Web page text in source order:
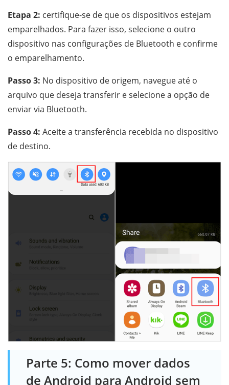
Etapa 2: certifique-se de que os dispositivos estejam
emparelhados. Para fazer isso, selecione o outro
dispositivo nas configurações de Bluetooth e confirme
o emparelhamento.
Passo 3: No dispositivo de origem, navegue até o
arquivo que deseja transferir e selecione a opção de
enviar via Bluetooth.
Passo 4: Aceite a transferência recebida no dispositivo
de destino.
Parte 5: Como mover dados
de Android para Android sem